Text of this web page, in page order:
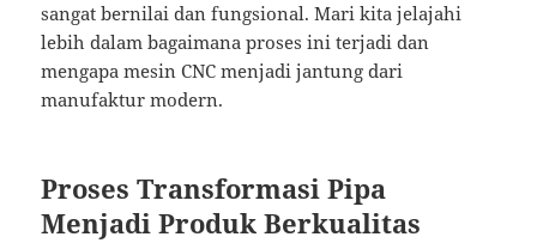
sangat bernilai dan fungsional. Mari kita jelajahi
lebih dalam bagaimana proses ini terjadi dan
mengapa mesin CNC menjadi jantung dari
manufaktur modern.
Proses Transformasi Pipa
Menjadi Produk Berkualitas